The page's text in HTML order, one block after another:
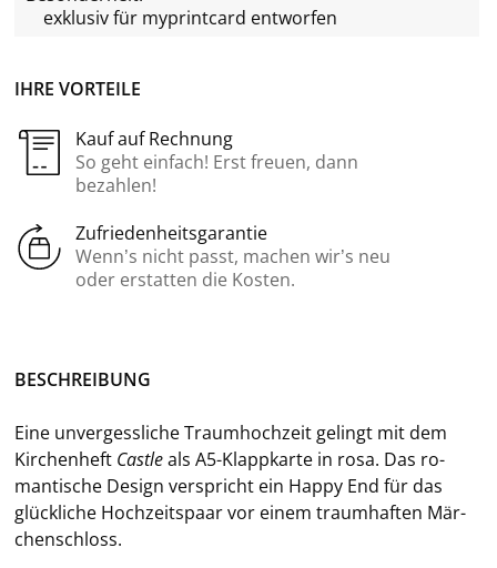
IHRE VORTEILE
Kauf auf Rechnung
So geht einfach! Erst freuen, dann
bezahlen!
Zufriedenheitsgarantie
Wenn’s nicht passt, machen wir’s neu
oder erstatten die Kosten.
exklusiv für myprintcard entworfen
BE­SCHREI­BUNG
Eine un­ver­gess­li­che Traum­hoch­zeit ge­lingt mit dem
Kir­chen­heft Cas­t­leals A5-​Klappkarte in rosa. Das ro­
man­ti­sche De­sign ver­spricht ein Happy End für das
glück­li­che Hoch­zeits­paar vor einem traum­haf­ten Mär­
chen­schloss.